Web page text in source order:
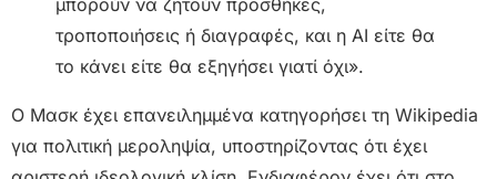
μπορούν να ζητούν προσθήκες,
τροποποιήσεις ή διαγραφές, και η AI είτε θα
το κάνει είτε θα εξηγήσει γιατί όχι».
Ο Μασκ έχει επανειλημμένα κατηγορήσει τη Wikipedia
για πολιτική μεροληψία, υποστηρίζοντας ότι έχει